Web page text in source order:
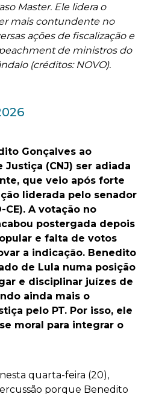
Master. Ele lidera o
mais contundente no
ações de fiscalização e
de ministros do
(créditos: NOVO).
Gonçalves ao
Justiça (CNJ) ser adiada
que veio após forte
liderada pelo senador
CE). A votação no
postergada depois
e falta de votos
a indicação. Benedito
de Lula numa posição
e disciplinar juízes de
ainda mais o
pelo PT. Por isso, ele
moral para integrar o
quarta-feira (20),
porque Benedito